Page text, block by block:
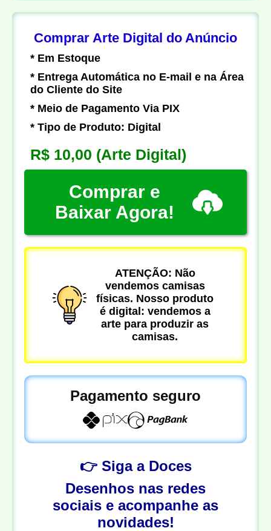
Comprar Arte Digital do Anúncio
* Em Estoque
* Entrega Automática no E-mail e na Área
do Cliente do Site
* Meio de Pagamento Via PIX
* Tipo de Produto: Digital
R$ 10,00 (Arte Digital)
Comprar e
Baixar Agora!
ATENÇÃO: Não
vendemos camisas
físicas. Nosso produto
é digital: vendemos a
arte para produzir as
camisas.
Pagamento seguro
👉 Siga a Doces
Desenhos nas redes
sociais e acompanhe as
novidades!